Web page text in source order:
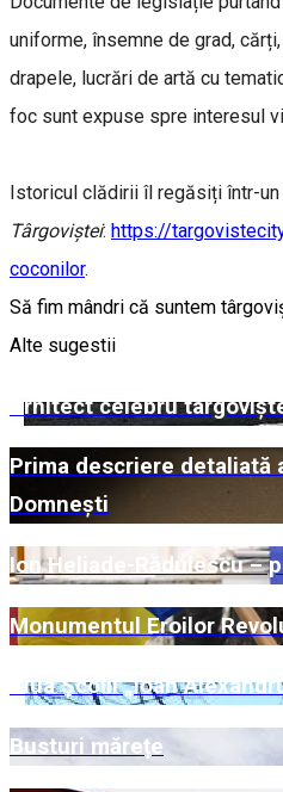
uniforme, însemne de grad,
drapele, lucrări de artă cu
foc sunt expuse spre interesul
Istoricul clădirii îl regăsiți într-
Târgoviștei: https://
coconilor.
Să fim mândri că suntem
Alte sugestii
Arhitect celebru
Prima descriere detaliată
Domnești
Ion Heliade-Rădulescu –
Monumentul Eroilor
Ziua Școlii „Ioan
Busturi mărețe